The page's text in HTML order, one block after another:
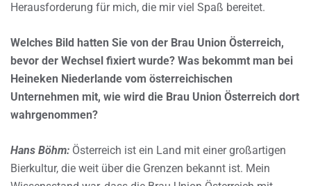
Herausforderung für mich, die mir viel Spaß bereitet.
Welches Bild hatten Sie von der Brau Union Österreich,
bevor der Wechsel fixiert wurde? Was bekommt man bei
Heineken Niederlande vom österreichischen
Unternehmen mit, wie wird die Brau Union Österreich dort
wahrgenommen?
Hans Böhm: Österreich ist ein Land mit einer großartigen
Bierkultur, die weit über die Grenzen bekannt ist. Mein